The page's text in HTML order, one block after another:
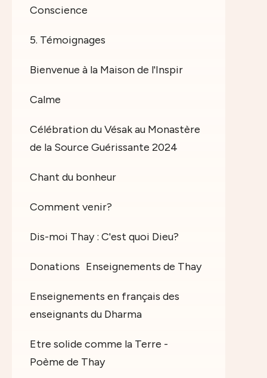
Conscience
5. Témoignages
Bienvenue à la Maison de l'Inspir
Calme
Célébration du Vésak au Monastère
de la Source Guérissante 2024
Chant du bonheur
Comment venir?
Dis-moi Thay : C'est quoi Dieu?
Donations Enseignements de Thay
Enseignements en français des
enseignants du Dharma
Etre solide comme la Terre -
Poème de Thay